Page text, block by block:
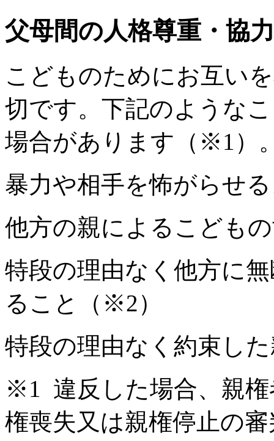
父母間の人格尊重・協
こどものためにお互い
切です。下記のような
場合があります（※1）
暴力や相手を怖がらせ
他方の親によるこども
特段の理由なく他方に
ること（※2）
特段の理由なく約束し
※1 違反した場合、親権
権喪失又は親権停止の